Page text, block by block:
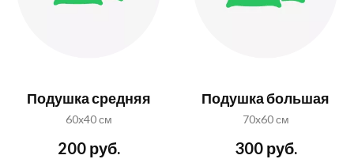
Подушка средняя
60x40 см
200 руб.
Подушка большая
70x60 см
300 руб.